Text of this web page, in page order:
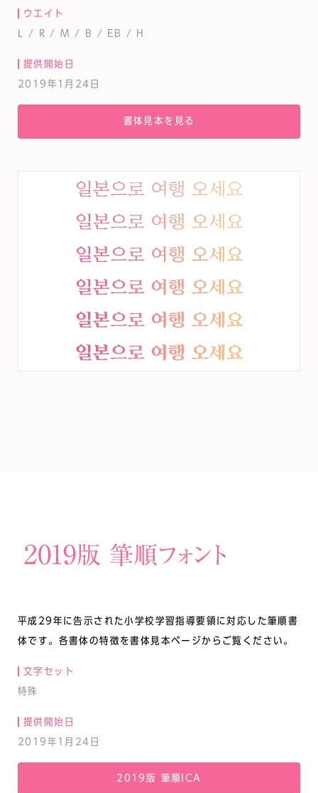
ウエイト
L / R / M / B / EB / H
提供開始日
2019年1月24日
書体見本を見る
平成29年に告示された小学校学習指導要領に対応した筆順書
体です。各書体の特徴を書体見本ページからご覧ください。
文字セット
特殊
提供開始日
2019年1月24日
2019版 筆順ICA